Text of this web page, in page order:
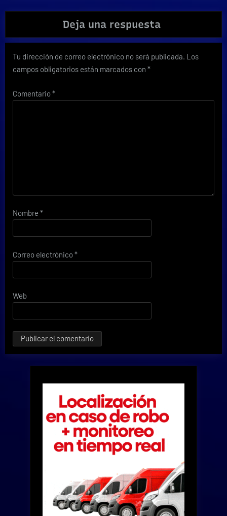
Deja una respuesta
Tu dirección de correo electrónico no será publicada. Los
campos obligatorios están marcados con *
Comentario*
Nombre *
Correo electrónico*
Web